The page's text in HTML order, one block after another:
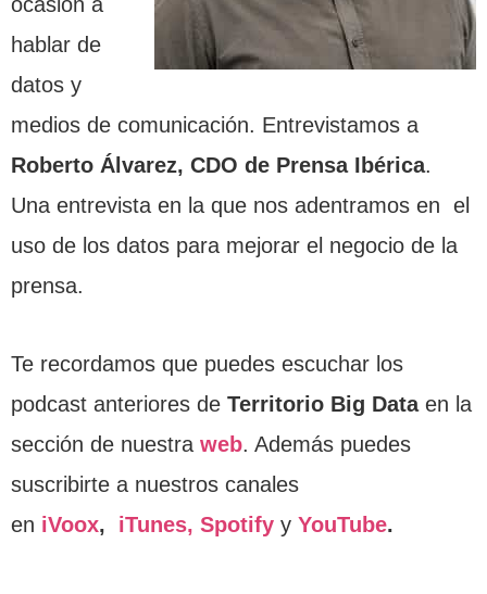
hablar de
datos y
medios de comunicación. Entrevistamos a
Roberto Álvarez, CDO de Prensa Ibérica.
Una entrevista en la que nos adentramos en el
uso de los datos para mejorar el negocio de la
prensa.
Te recordamos que puedes escuchar los
podcast anteriores de Territorio Big Data en la
sección de nuestra web. Además puedes
suscribirte a nuestros canales
en iVoox, iTunes, Spotify y YouTube.